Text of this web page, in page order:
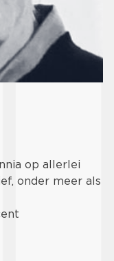
op allerlei
onder meer als